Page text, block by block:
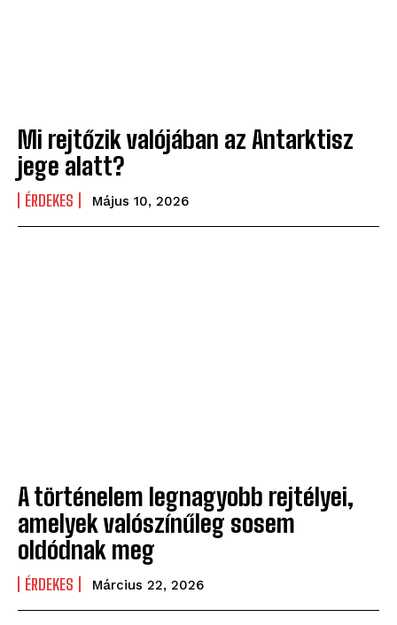
Mi rejtőzik valójában az Antarktisz
jege alatt?
ÉRDEKES Május 10, 2026
A történelem legnagyobb rejtélyei,
amelyek valószínűleg sosem
oldódnak meg
ÉRDEKES Március 22, 2026